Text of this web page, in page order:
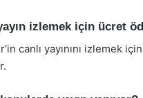
izlemek için ücret
canlı yayınını izlemek